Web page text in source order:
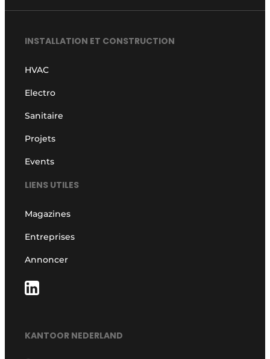
INSTALLATION ET CONSTRUCTION
HVAC
Electro
Sanitaire
Projets
Events
LIENS UTILES
Magazines
Entreprises
Annoncer
KANTOOR NEDERLAND